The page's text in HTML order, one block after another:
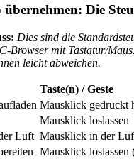
Die
Dies sind die
Browser mit Tastatur/
leicht abweichen.
Taste(n) / Geste
Mausklick gedrückt
Mausklick loslassen
Luft Mausklick in der
Mausklick loslassen